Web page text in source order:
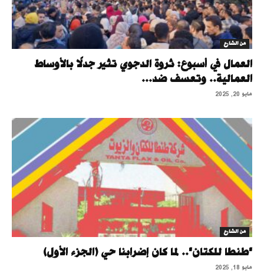
من الشارع
العمال في أسبوع: ثروة الدجوي تثير جدلًا بالأوساط
العمالية.. وتعسف ضد...
مايو 20, 2025
من الشارع
"طنطا للكتان".. لما كان إضرابنا حي (الجزء الأول)
مايو 18, 2025